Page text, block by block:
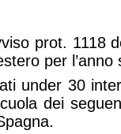
prot. 1118
per
under 30
dei